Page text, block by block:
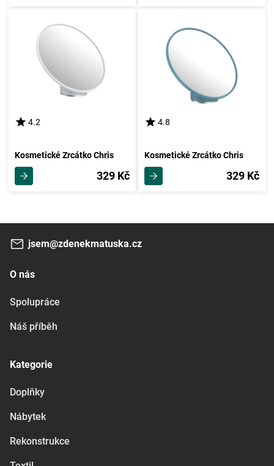
4.2
Kosmetické Zrcátko Chris
329 Kč
4.8
Kosmetické Zrcátko Chris
329 Kč
jsem@zdenekmatuska.cz
O nás
Spolupráce
Náš příběh
Kategorie
Doplňky
Nábytek
Rekonstrukce